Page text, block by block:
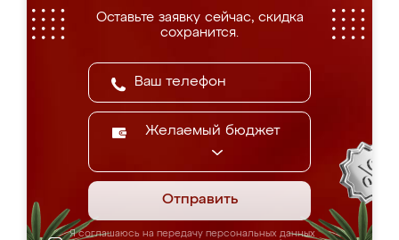
Оставьте заявку сейчас, скидка
сохранится.
Желаемый бюджет
Отправить
Я соглашаюсь на передачу персональных данных